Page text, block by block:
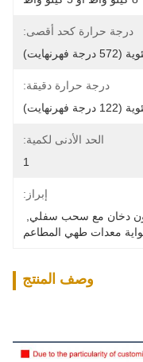
درجة حرارة كحد أقصى:
درجة حرارة دقيقة:
الحد الأدنى لكمية:
1
إبراز:
دخان مع سحب سفلي
معدات طهي المطاعم
وصف المنتج